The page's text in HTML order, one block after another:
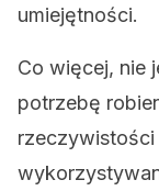
umiejętności.
Co więcej, nie
potrzebę
rzeczywistości